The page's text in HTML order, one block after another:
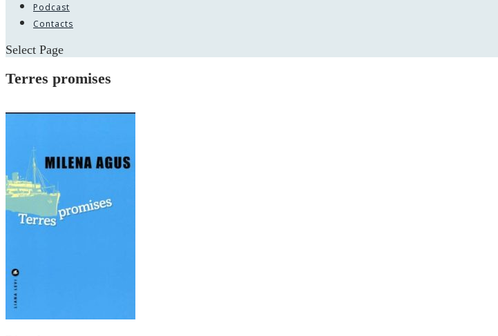
Podcast
Contacts
Select Page
Terres promises